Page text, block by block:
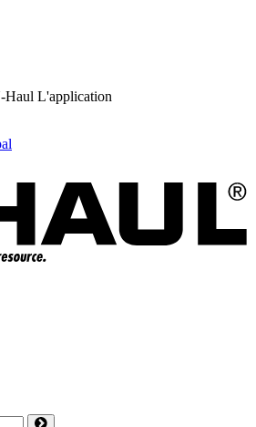
Haul L'application